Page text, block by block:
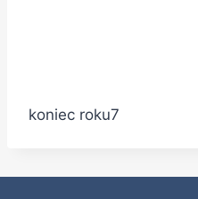
koniec roku7